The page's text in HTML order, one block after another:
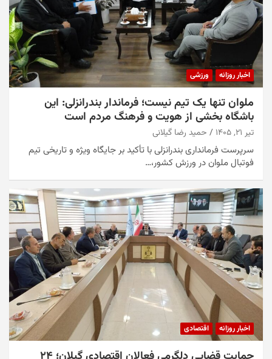
اخبار روزانه ورزشی
ملوان تنها یک تیم نیست؛ فرماندار بندرانزلی: این
باشگاه بخشی از هویت و فرهنگ مردم است
تیر ۲۱, ۱۴۰۵ حمید رضا گیلانی
سرپرست فرمانداری بندرانزلی با تأکید بر جایگاه ویژه و تاریخی تیم
فوتبال ملوان در ورزش کشور،…
اخبار روزانه اقتصادی